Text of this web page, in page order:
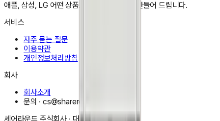
애플, 삼성, LG 어떤 상품도 한달 3만원으로 만들어 드립니다.
서비스
자주 묻는 질문
이용약관
개인정보처리방침
회사
회사소개
문의 ·cs@shareround.co.kr
셰어라운드 주식회사 · 대표이동규